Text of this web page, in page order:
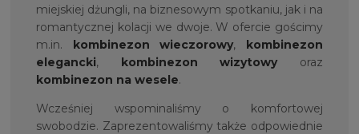
miejskiej dżungli, na biznesowym spotkaniu, jak i na
romantycznej kolacji we dwoje. W ofercie gościmy
m.in. kombinezon wieczorowy, kombinezon
elegancki, kombinezon wizytowyoraz
kombinezon na wesele.
Wcześniej wspominaliśmy o komfortowej
swobodzie. Zaprezentowaliśmy także odpowiednie